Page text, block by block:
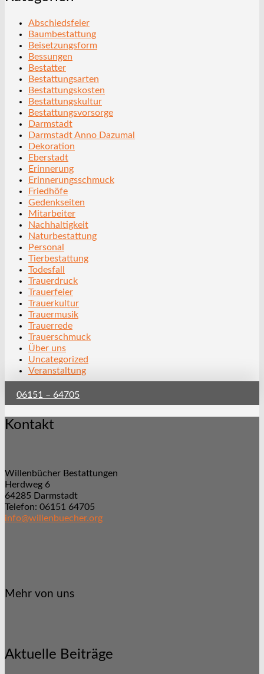
Abschiedsfeier
Baumbestattung
Beisetzungsform
Bessungen
Bestatter
Bestattungsarten
Bestattungskosten
Bestattungskultur
Bestattungsvorsorge
Darmstadt
Darmstadt Anno Dazumal
Dekoration
Eberstadt
Erinnerung
Erinnerungsschmuck
Friedhöfe
Gedenkseiten
Mitarbeiter
Nachhaltigkeit
Naturbestattung
Personal
Tierbestattung
Todesfall
Trauerdruck
Trauerfeier
Trauerkultur
Trauermusik
Trauerrede
Trauerschmuck
Über uns
Uncategorized
Veranstaltung
06151 – 64705
Kontakt
Willenbücher Bestattungen
Herdweg 6
64285 Darmstadt
Telefon: 06151 64705
info@willenbuecher.org
Mehr von uns
Aktuelle Beiträge